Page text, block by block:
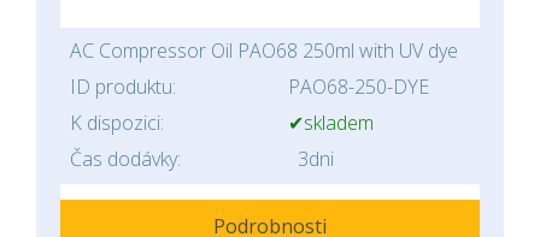
AC Compressor Oil PAO68 250ml with UV dye
ID produktu:
PAO68-250-DYE
K dispozici:
✔skladem
Čas dodávky:
3dni
Podrobnosti